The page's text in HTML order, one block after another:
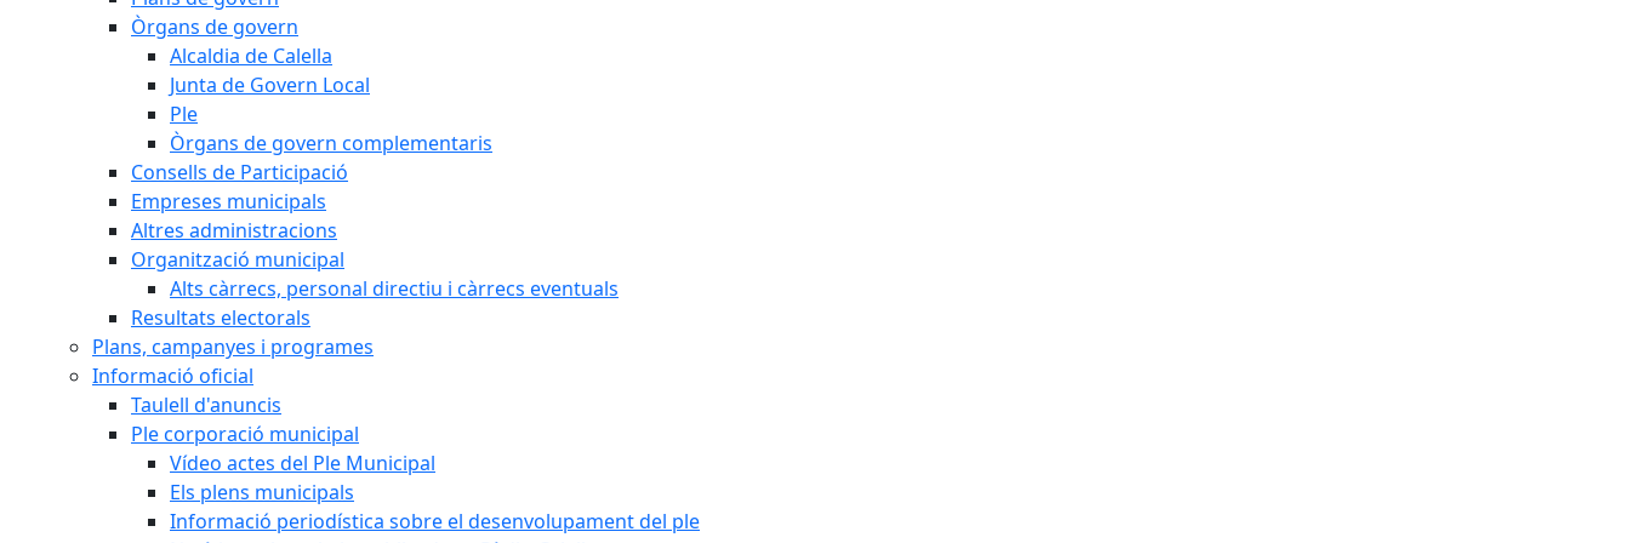
Òrgans de govern
Alcaldia de Calella
Junta de Govern Local
Ple
Òrgans de govern complementaris
Consells de Participació
Empreses municipals
Altres administracions
Organització municipal
Alts càrrecs, personal directiu i càrrecs eventuals
Resultats electorals
Plans, campanyes i programes
Informació oficial
Taulell d'anuncis
Ple corporació municipal
Vídeo actes del Ple Municipal
Els plens municipals
Informació periodística sobre el desenvolupament del ple